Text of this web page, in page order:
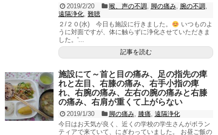
2019/2/20 喉、声の不調, 脚の痛み, 腕の不調,
遠隔浄化, 難聴
２/２０(水) 今日も施設に行きました。
いつものよ
うに対面ですが、体に触らずに浄化させていただきま
した。'...
記事を読む
施設にて～首と目の痛み、足の指先の痺
れと左目、右膝の痛み、右手小指の痺
れ、右腕の痛み、左右の腕の痛みと右膝
の痛み、右肩が重くて上がらない
2019/1/30 脚の痛み, 膝痛, 遠隔浄化
今日はお天気が良く、近くの学校の学生さんがボラン
ティアで来ていて、にぎわっていました。 お昼ご飯の